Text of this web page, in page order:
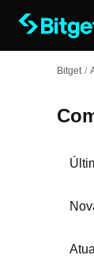
Bitget /